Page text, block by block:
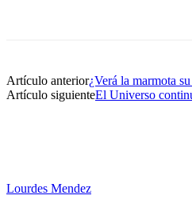
Artículo anterior¿Verá la marmota
Artículo siguienteEl Universo
Lourdes Mendez